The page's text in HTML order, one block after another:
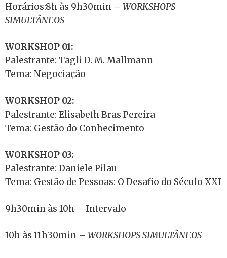
Horários:8h às 9h30min – WORKSHOPS
SIMULTÂNEOS
WORKSHOP 01:
Palestrante: Tagli D. M. Mallmann
Tema: Negociação
WORKSHOP 02:
Palestrante: Elisabeth Bras Pereira
Tema: Gestão do Conhecimento
WORKSHOP 03:
Palestrante: Daniele Pilau
Tema: Gestão de Pessoas: O Desafio do Século XXI
9h30min às 10h – Intervalo
10h às 11h30min – WORKSHOPS SIMULTÂNEOS